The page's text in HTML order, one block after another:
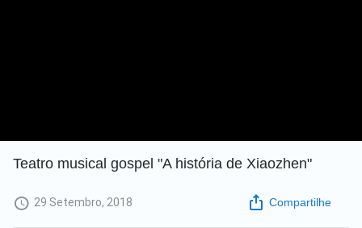
Teatro musical gospel "A história de Xiaozhen"
29 Setembro, 2018 Compartilhe